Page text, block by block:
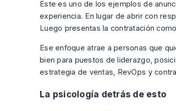
Este es uno de los ejemplos de
experiencia. En lugar de abrir con
Luego presentas la contratación
Ese enfoque atrae a personas que
bien para puestos de liderazgo,
estrategia de ventas, RevOps y
La psicología detrás de esto